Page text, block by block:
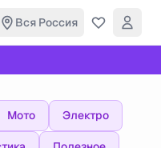
Вся Россия
Мото Электро